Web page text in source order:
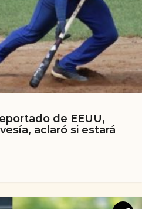
de EEUU,
aclaró si estará